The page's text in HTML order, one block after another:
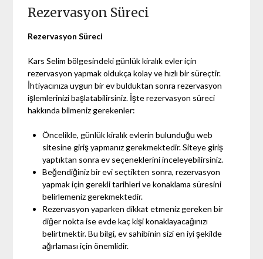
Rezervasyon Süreci
Rezervasyon Süreci
Kars Selim bölgesindeki günlük kiralık evler için
rezervasyon yapmak oldukça kolay ve hızlı bir süreçtir.
İhtiyacınıza uygun bir ev bulduktan sonra rezervasyon
işlemlerinizi başlatabilirsiniz. İşte rezervasyon süreci
hakkında bilmeniz gerekenler:
Öncelikle, günlük kiralık evlerin bulunduğu web
sitesine giriş yapmanız gerekmektedir. Siteye giriş
yaptıktan sonra ev seçeneklerini inceleyebilirsiniz.
Beğendiğiniz bir evi seçtikten sonra, rezervasyon
yapmak için gerekli tarihleri ve konaklama süresini
belirlemeniz gerekmektedir.
Rezervasyon yaparken dikkat etmeniz gereken bir
diğer nokta ise evde kaç kişi konaklayacağınızı
belirtmektir. Bu bilgi, ev sahibinin sizi en iyi şekilde
ağırlaması için önemlidir.